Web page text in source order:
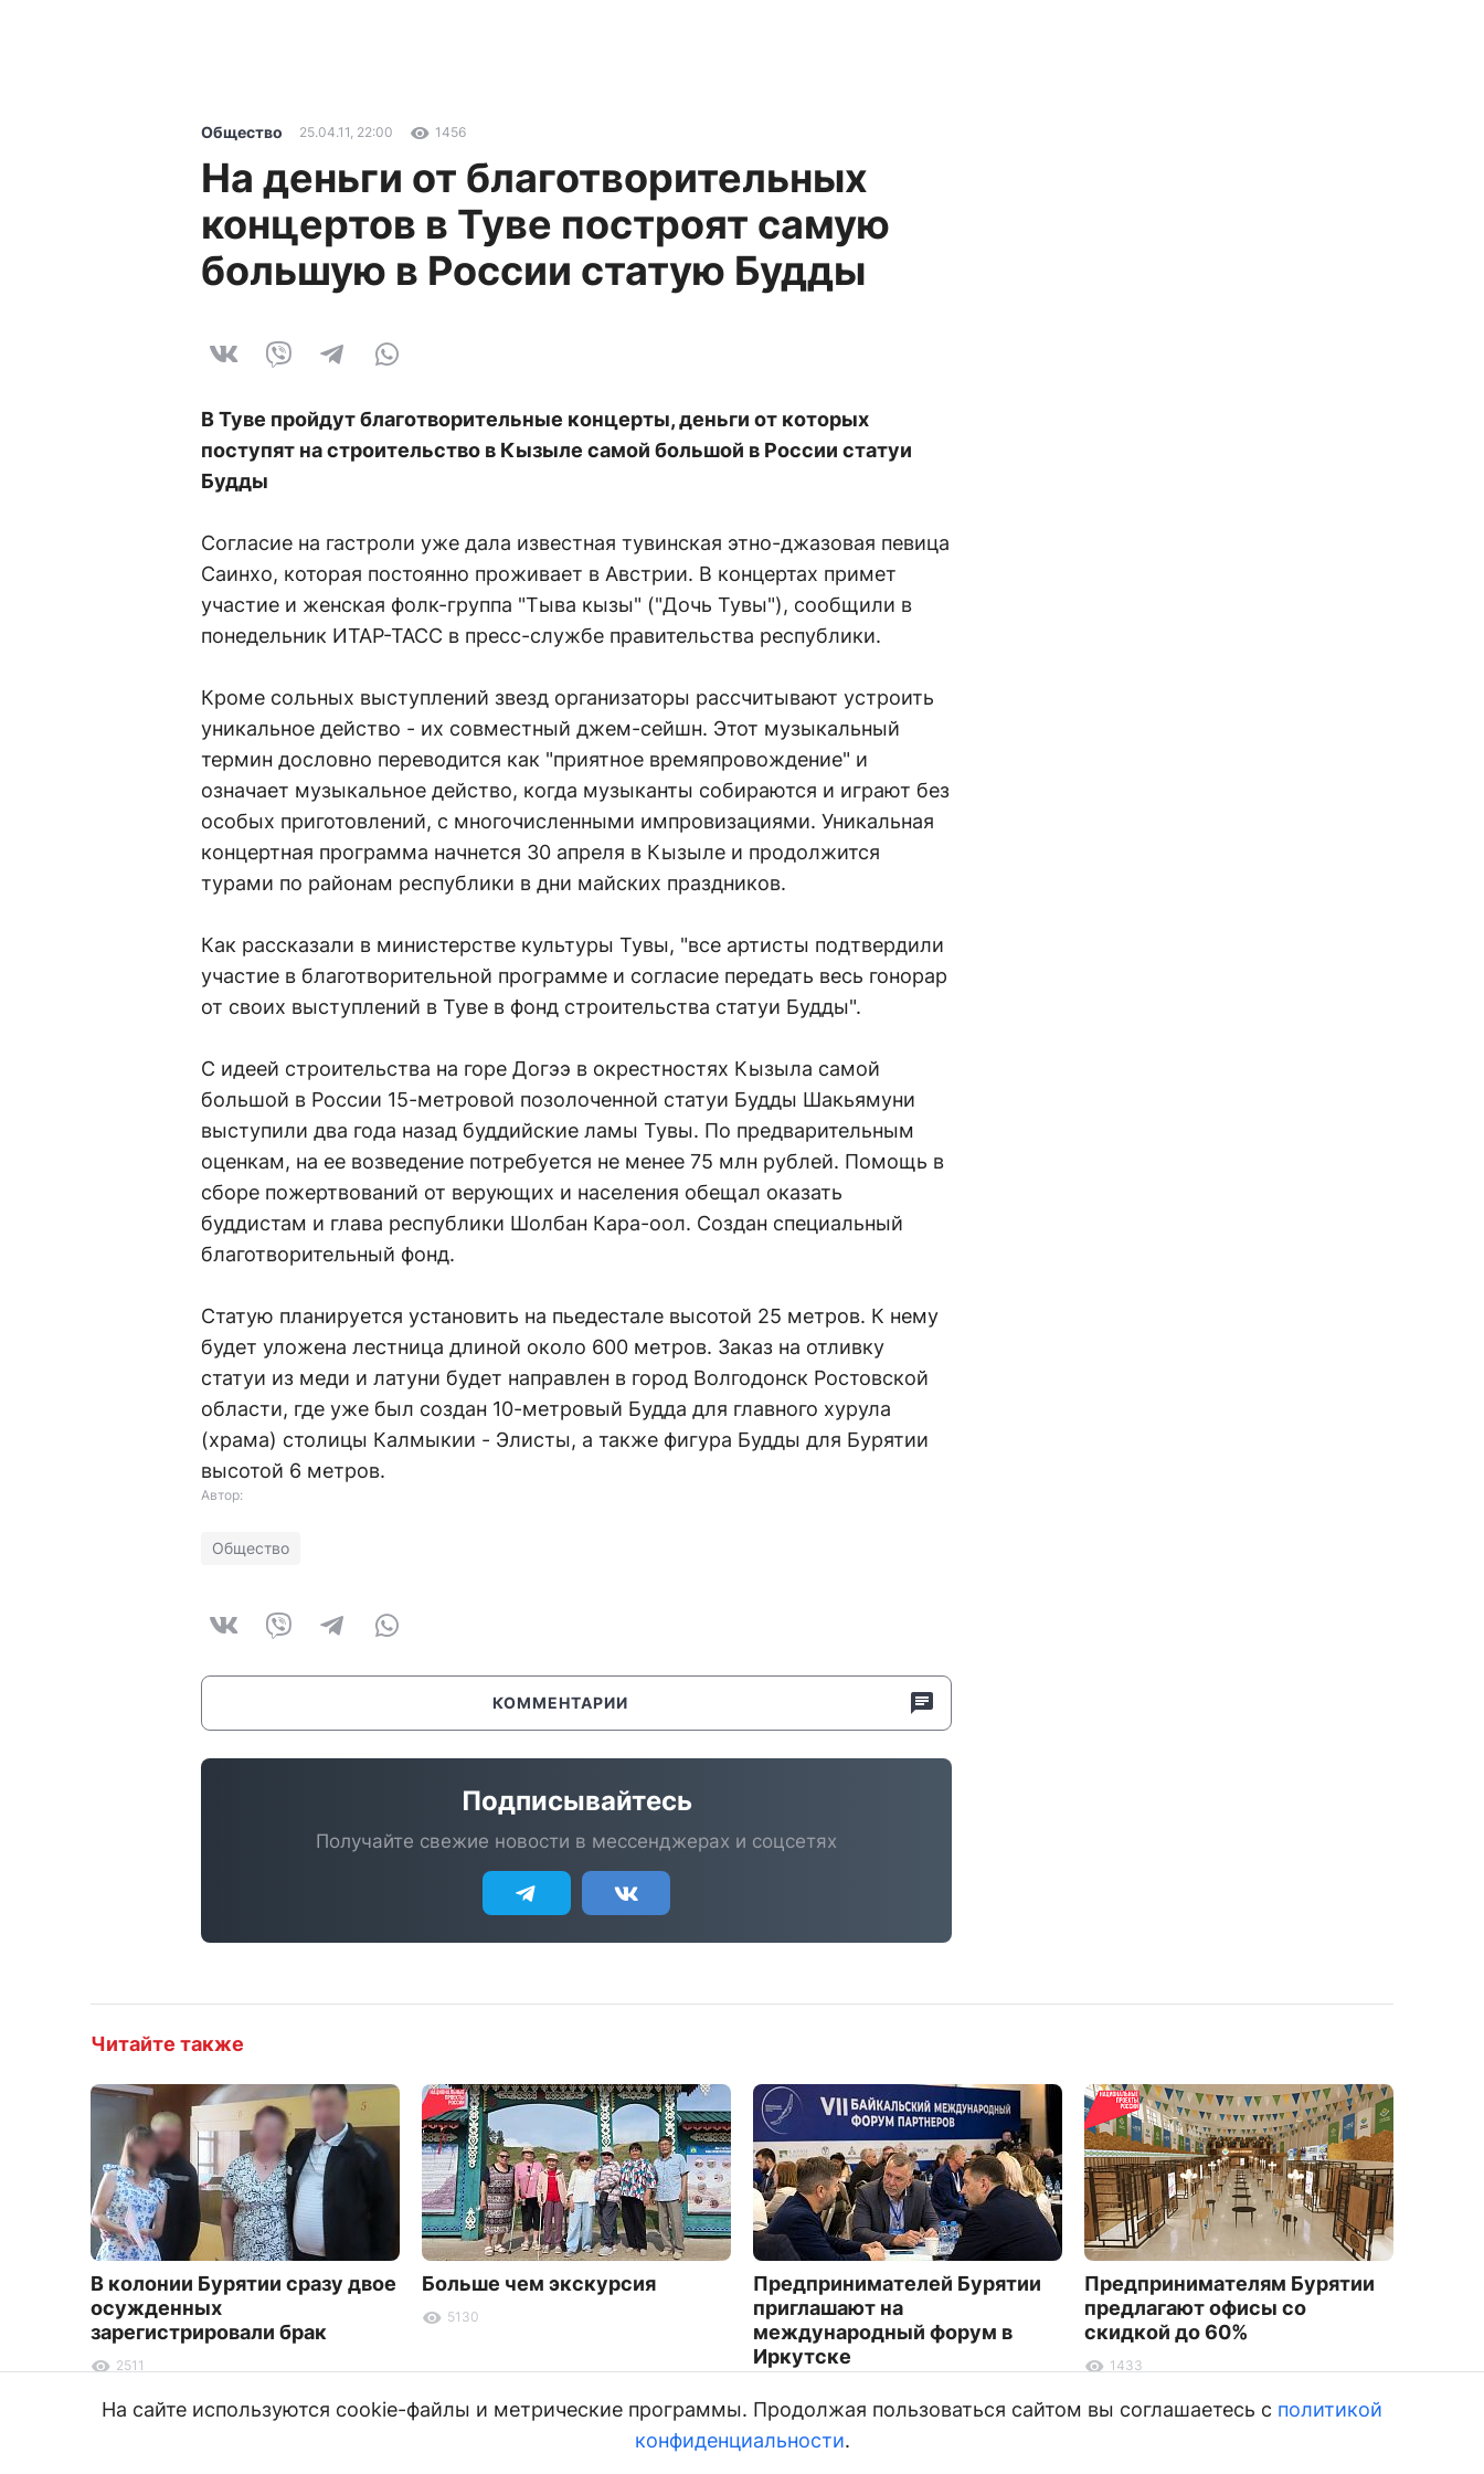
Общество 25.04.11, 22:00 1456
На деньги от благотворительных
концертов в Туве построят самую
большую в России статую Будды
В Туве пройдут благотворительные концерты, деньги от которых
поступят на строительство в Кызыле самой большой в России статуи
Будды
Согласие на гастроли уже дала известная тувинская этно-джазовая певица
Саинхо, которая постоянно проживает в Австрии. В концертах примет
участие и женская фолк-группа "Тыва кызы" ("Дочь Тувы"), сообщили в
понедельник ИТАР-ТАСС в пресс-службе правительства республики.
Кроме сольных выступлений звезд организаторы рассчитывают устроить
уникальное действо - их совместный джем-сейшн. Этот музыкальный
термин дословно переводится как "приятное времяпровождение" и
означает музыкальное действо, когда музыканты собираются и играют без
особых приготовлений, с многочисленными импровизациями. Уникальная
концертная программа начнется 30 апреля в Кызыле и продолжится
турами по районам республики в дни майских праздников.
Как рассказали в министерстве культуры Тувы, "все артисты подтвердили
участие в благотворительной программе и согласие передать весь гонорар
от своих выступлений в Туве в фонд строительства статуи Будды".
С идеей строительства на горе Догээ в окрестностях Кызыла самой
большой в России 15-метровой позолоченной статуи Будды Шакьямуни
выступили два года назад буддийские ламы Тувы. По предварительным
оценкам, на ее возведение потребуется не менее 75 млн рублей. Помощь в
сборе пожертвований от верующих и населения обещал оказать
буддистам и глава республики Шолбан Кара-оол. Создан специальный
благотворительный фонд.
Статую планируется установить на пьедестале высотой 25 метров. К нему
будет уложена лестница длиной около 600 метров. Заказ на отливку
статуи из меди и латуни будет направлен в город Волгодонск Ростовской
области, где уже был создан 10-метровый Будда для главного хурула
(храма) столицы Калмыкии - Элисты, а также фигура Будды для Бурятии
высотой 6 метров.
Автор:
Общество
КОММЕНТАРИИ
Подписывайтесь
Получайте свежие новости в мессенджерах и соцсетях
Читайте также
В колонии Бурятии сразу двое
осужденных
зарегистрировали брак
2511
Больше чем экскурсия
5130
Предпринимателей Бурятии
приглашают на
международный форум в
Иркутске
Предпринимателям Бурятии
предлагают офисы со
скидкой до 60%
1433
На сайте используются cookie-файлы и метрические программы. Продолжая пользоваться сайтом вы соглашаетесь с политикой
конфиденциальности.